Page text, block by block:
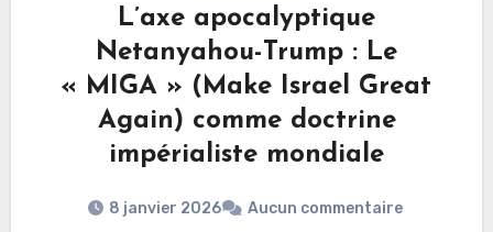
L’axe apocalyptique
Netanyahou-Trump : Le
« MIGA » (Make Israel Great
Again) comme doctrine
impérialiste mondiale
8 janvier 2026 Aucun commentaire